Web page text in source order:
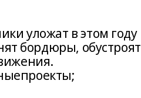
уложат в этом году
бордюры, обустроят